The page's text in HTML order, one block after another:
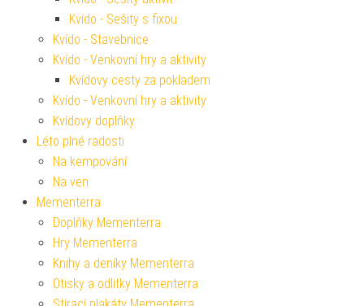
Kvído - Sešity s fixou
Kvído - Stavebnice
Kvído - Venkovní hry a aktivity
Kvídovy cesty za pokladem
Kvído - Venkovní hry a aktivity
Kvídovy doplňky
Léto plné radosti
Na kempování
Na ven
Mementerra
Doplňky Mementerra
Hry Mementerra
Knihy a deníky Mementerra
Otisky a odlitky Mementerra